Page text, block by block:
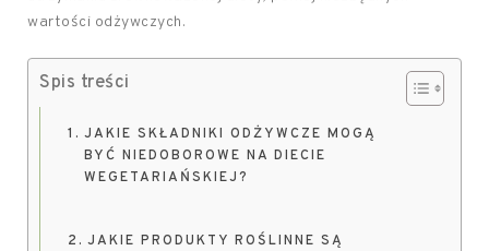
wartości odżywczych.
Spis treści
JAKIE SKŁADNIKI ODŻYWCZE MOGĄ
BYĆ NIEDOBOROWE NA DIECIE
WEGETARIAŃSKIEJ?
JAKIE PRODUKTY ROŚLINNE SĄ